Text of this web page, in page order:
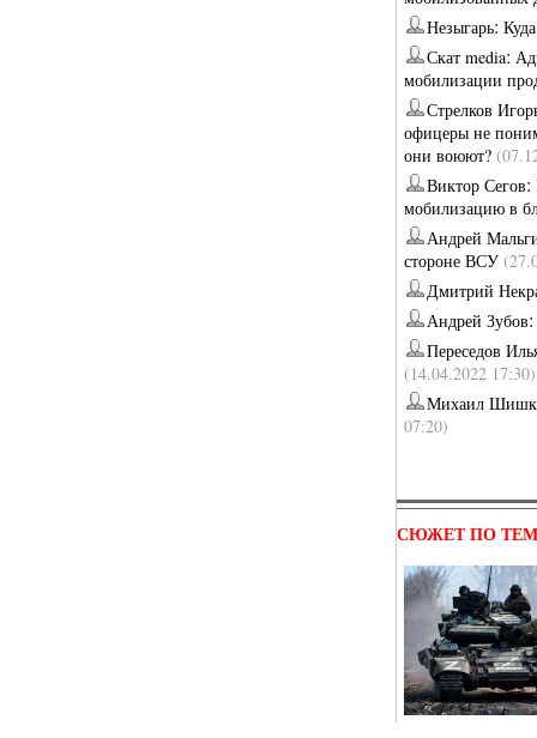
Незыгарь:
Скат media:
мобилизации
Стрелков
офицеры не
они воюют?
Виктор Сегов:
мобилизацию в
Андрей
стороне ВСУ
Дмитрий
Андрей Зубов:
Переседов
(14.04.2022 17:30)
Михаил
07:20)
СЮЖЕТ ПО